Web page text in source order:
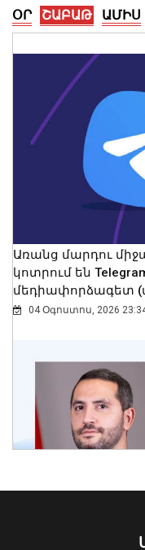
Սուրբ Աննա
սուրբ և անմահ
Փաշինյան
09 Օգոստոս, 2026 14:13
ՀՀ-ի և
երկու երկրների
ՕՐ ՇԱԲԱԹ ԱՄԻՍ
Առանց մարդու
կոտրում են
մեդիափորձագետ
04 Օգոստոս, 2026